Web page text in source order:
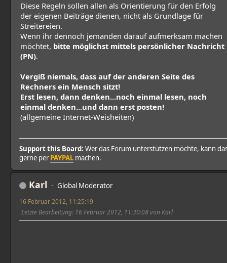
Diese Regeln sollen allen als Orientierung für den Erfolg
der eigenen Beiträge dienen, nicht als Grundlage für
Streitereien.
Wenn ihr dennoch jemanden darauf aufmerksam machen
möchtet, bitte möglichst mittels persönlicher Nachricht
(PN).
Vergiß niemals, dass auf der anderen Seite des
Rechners ein Mensch sitzt!
Erst lesen, dann denken...noch einmal lesen, noch
einmal denken...und dann erst posten!
(allgemeine Internet-Weisheiten)
Support this Board: Wer das Forum unterstützen möchte, kann
gerne perPAYPAL machen.
Karl Global Moderator
16 Februar 2012, 11:25:19
Letzte Bearbeitung: 16 Februar 2012, 11:30:08 von Karl